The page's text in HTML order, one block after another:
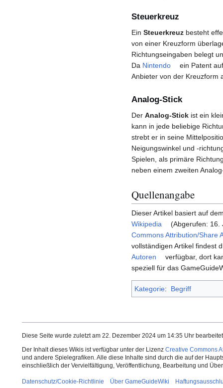
Steuerkreuz
Ein Steuerkreuz besteht
von einer Kreuzform
Richtungseingaben belegt
Da Nintendo
ein Patent
Anbieter von der Kreuzform
Analog-Stick
Der Analog-Stick ist ein
kann in jede beliebige
strebt er in seine
Neigungswinkel und -
Spielen, als primäre
neben einem zweiten
Quellenangabe
Dieser Artikel basiert auf
Wikipedia
(Abgerufen: 16.
Commons Attribution/Share
vollständigen Artikel findest
Autoren
verfügbar, dort
speziell für das
Kategorie: Begriff
Diese Seite wurde zuletzt am 22. Dezember 2024 um 14:35 Uhr
Der Inhalt dieses Wikis ist verfügbar unter der Lizenz Creative Commons
und andere Spielegrafiken. Alle diese Inhalte sind durch die auf der
einschließlich der Vervielfältigung, Veröffentlichung, Bearbeitung und
Datenschutz/Cookie-Richtlinie Über GameGuideWiki